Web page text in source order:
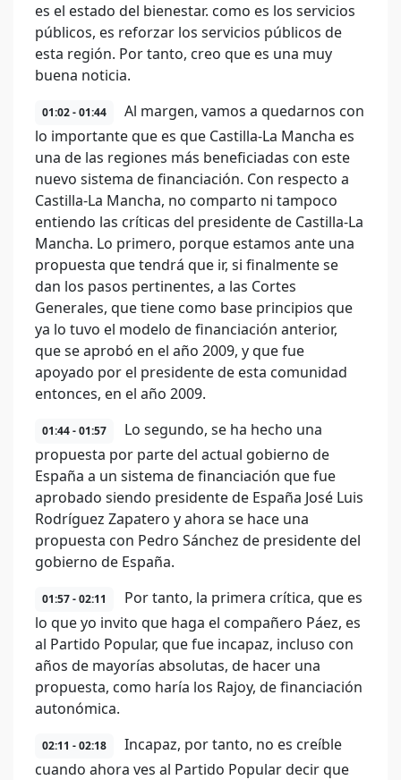
es el estado del bienestar. como es los servicios
públicos, es reforzar los servicios públicos de
esta región. Por tanto, creo que es una muy
buena noticia.
01:02 - 01:44
Al margen, vamos a quedarnos con
lo importante que es que Castilla-La Mancha es
una de las regiones más beneficiadas con este
nuevo sistema de financiación. Con respecto a
Castilla-La Mancha, no comparto ni tampoco
entiendo las críticas del presidente de Castilla-La
Mancha. Lo primero, porque estamos ante una
propuesta que tendrá que ir, si finalmente se
dan los pasos pertinentes, a las Cortes
Generales, que tiene como base principios que
ya lo tuvo el modelo de financiación anterior,
que se aprobó en el año 2009, y que fue
apoyado por el presidente de esta comunidad
entonces, en el año 2009.
01:44 - 01:57
Lo segundo, se ha hecho una
propuesta por parte del actual gobierno de
España a un sistema de financiación que fue
aprobado siendo presidente de España José Luis
Rodríguez Zapatero y ahora se hace una
propuesta con Pedro Sánchez de presidente del
gobierno de España.
01:57 - 02:11
Por tanto, la primera crítica, que es
lo que yo invito que haga el compañero Páez, es
al Partido Popular, que fue incapaz, incluso con
años de mayorías absolutas, de hacer una
propuesta, como haría los Rajoy, de financiación
autonómica.
02:11 - 02:18
Incapaz, por tanto, no es creíble
cuando ahora ves al Partido Popular decir que